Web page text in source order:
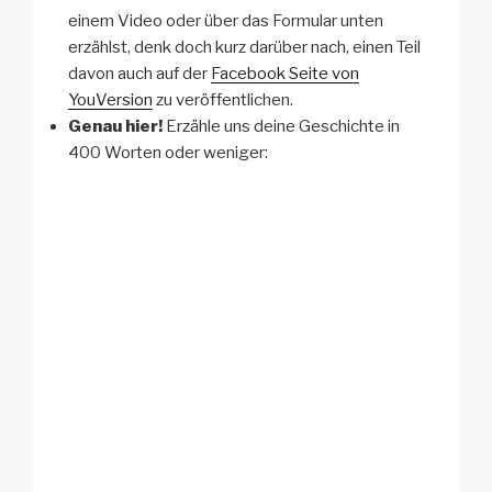
einem Video oder über das Formular unten
erzählst, denk doch kurz darüber nach, einen Teil
davon auch auf der Facebook Seite von
YouVersion zu veröffentlichen.
Genau hier! Erzähle uns deine Geschichte in
400 Worten oder weniger: